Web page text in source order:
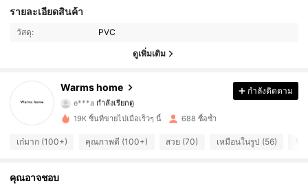
รายละเอียดสินค้า
วัสดุ: PVC
ดูเพิ่มเติม
Warms home
4.70
4.70
224 ผู้ติดตาม
4.70 224 ผู้ติดตาม
กำลังติดตาม
19K ชิ้นที่ขายไปเมื่อเร็วๆ นี้ 688 ซื้อซ้ำ
เก๋มาก (100+) คุณภาพดี (100+) สวย (70) เหมือนในรูป (56) รัก
คุณอาจชอบ